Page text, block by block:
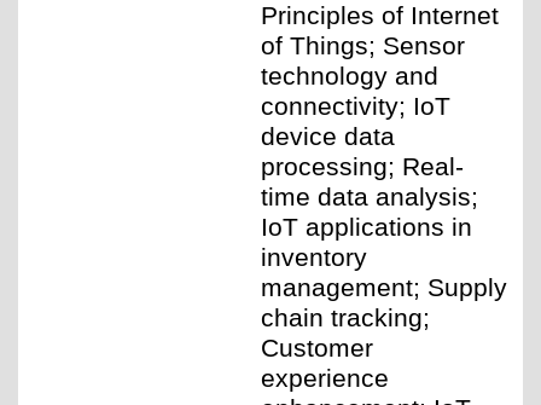
Principles of Internet
of Things; Sensor
technology and
connectivity; IoT
device data
processing; Real-
time data analysis;
IoT applications in
inventory
management; Supply
chain tracking;
Customer
experience